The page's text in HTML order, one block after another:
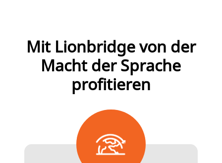
Mit Lionbridge von der
Macht der Sprache
profitieren